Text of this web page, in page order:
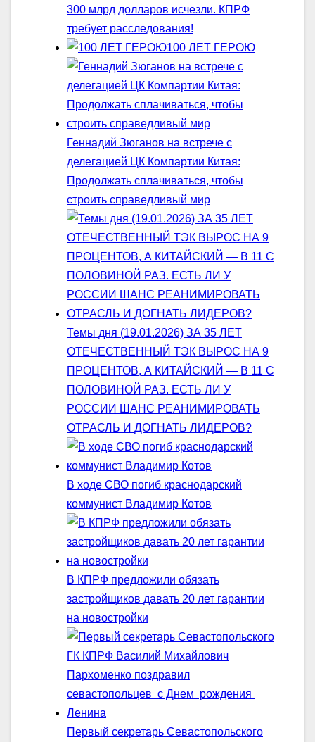
300 млрд долларов исчезли. КПРФ
требует расследования!
100 ЛЕТ ГЕРОЮ
Геннадий Зюганов на встрече с
делегацией ЦК Компартии Китая:
Продолжать сплачиваться, чтобы
строить справедливый мир
Темы дня (19.01.2026) ЗА 35 ЛЕТ
ОТЕЧЕСТВЕННЫЙ ТЭК ВЫРОС НА 9
ПРОЦЕНТОВ, А КИТАЙСКИЙ — В 11 С
ПОЛОВИНОЙ РАЗ. ЕСТЬ ЛИ У
РОССИИ ШАНС РЕАНИМИРОВАТЬ
ОТРАСЛЬ И ДОГНАТЬ ЛИДЕРОВ?
В ходе СВО погиб краснодарский
коммунист Владимир Котов
В КПРФ предложили обязать
застройщиков давать 20 лет гарантии
на новостройки
Первый секретарь Севастопольского